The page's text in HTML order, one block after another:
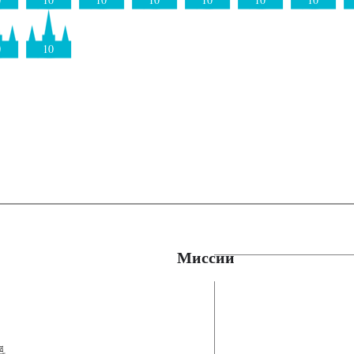
10
Миссии